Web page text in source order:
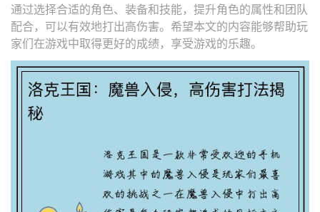
通过选择合适的角色、装备和技能，提升角色的属性和团队
配合，可以有效地打出高伤害。希望本文的内容能够帮助玩
家们在游戏中取得更好的成绩，享受游戏的乐趣。